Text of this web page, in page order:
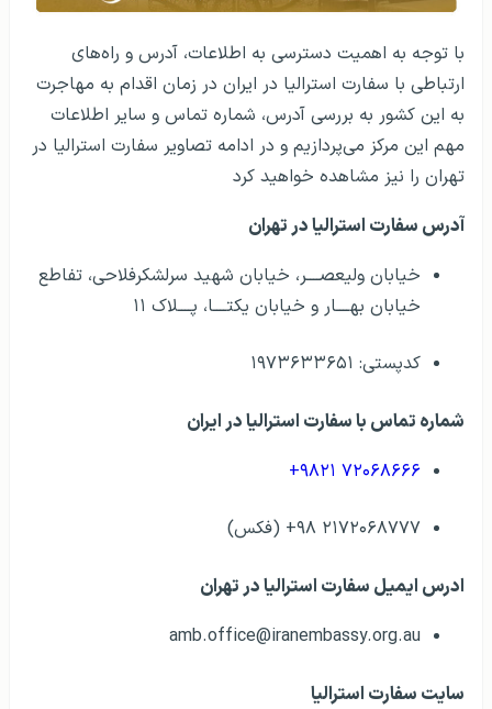
با توجه به اهمیت دسترسی به اطلاعات، آدرس و راه‌های
ارتباطی با سفارت استرالیا در ایران در زمان اقدام به مهاجرت
به این کشور به بررسی آدرس، شماره تماس و سایر اطلاعات
مهم این مرکز می‌پردازیم و در ادامه تصاویر سفارت استرالیا در
تهران را نیز مشاهده خواهید کرد
آدرس سفارت استرالیا در تهران
خیابان ولیعصــــر، خیابان شهید سرلشکرفلاحی، تفاطع
خیابان بهــــار و خیابان یکتــــا، پــــلاک ۱۱
کدپستی: ۱۹۷۳۶۳۳۶۵۱
شماره تماس با سفارت استرالیا در ایران
۷۲۰۶۸۶۶۶ ۹۸۲۱+
۲۱۷۲۰۶۸۷۷۷ ۹۸+ (فکس)
ادرس ایمیل سفارت استرالیا در تهران
amb.office@iranembassy.org.au
سایت سفارت استرالیا